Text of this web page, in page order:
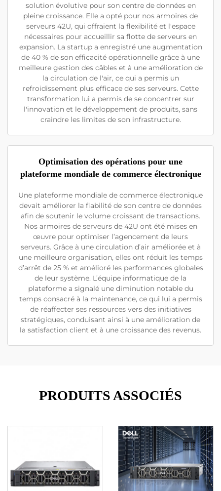
solution évolutive pour son centre de données en
pleine croissance. Elle a opté pour nos armoires de
serveurs 42U, qui offraient la flexibilité et l'espace
nécessaires pour accueillir sa flotte de serveurs en
expansion. La startup a enregistré une augmentation
de 40 % de son efficacité opérationnelle grâce à une
meilleure gestion des câbles et à une amélioration de
la circulation de l'air, ce qui a permis un
refroidissement plus efficace de ses serveurs. Cette
transformation lui a permis de se concentrer sur
l'innovation et le développement de produits, sans
craindre les limites de son infrastructure.
Optimisation des opérations pour une
plateforme mondiale de commerce électronique
Une plateforme mondiale de commerce électronique
devait améliorer la fiabilité de son centre de données
afin de soutenir le volume croissant de transactions.
Nos armoires de serveurs de 42U ont été mises en
œuvre pour optimiser l’agencement de leurs
serveurs. Grâce à une circulation d’air améliorée et à
une meilleure organisation, elles ont réduit les temps
d’arrêt de 25 % et amélioré les performances globales
de leur système. L’équipe informatique de la
plateforme a signalé une diminution notable du
temps consacré à la maintenance, ce qui lui a permis
de réaffecter ses ressources vers des initiatives
stratégiques, conduisant ainsi à une amélioration de
la satisfaction client et à une croissance des revenus.
PRODUITS ASSOCIÉS